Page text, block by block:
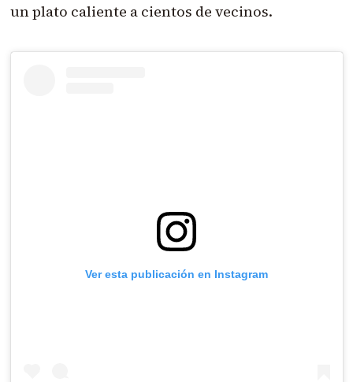
un plato caliente a cientos de vecinos.
Ver esta publicación en Instagram